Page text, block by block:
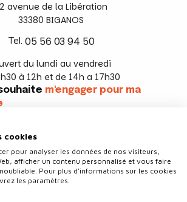
avenue de la Libération
33380 BIGANOS
Tel. 05 56 03 94 50
du lundi au vendredi
à 12h et de 14h a 17h30
m'engager pour ma
cookies
pour analyser les données de nos visiteurs,
afficher un contenu personnalisé et vous faire
Pour plus d'informations sur les cookies
les paramètres.